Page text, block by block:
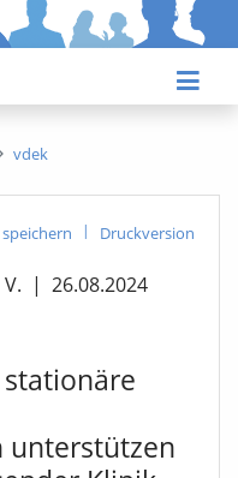
vdek
speichern | Druckversion
| 26.08.2024
unterstützen